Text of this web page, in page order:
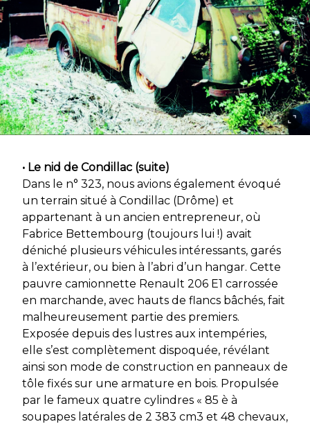
• Le nid de Condillac (suite)
Dans le n° 323, nous avions également évoqué
un terrain situé à Condillac (Drôme) et
appartenant à un ancien entrepreneur, où
Fabrice Bettembourg (toujours lui !) avait
déniché plusieurs véhicules intéressants, garés
à l’extérieur, ou bien à l’abri d’un hangar. Cette
pauvre camionnette Renault 206 E1 carrossée
en marchande, avec hauts de flancs bâchés, fait
malheureusement partie des premiers.
Exposée depuis des lustres aux intempéries,
elle s’est complètement dispoquée, révélant
ainsi son mode de construction en panneaux de
tôle fixés sur une armature en bois. Propulsée
par le fameux quatre cylindres « 85 è à
soupapes latérales de 2 383 cm3 et 48 chevaux,